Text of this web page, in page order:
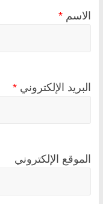
الاسم *
البريد الإلكتروني *
الموقع الإلكتروني